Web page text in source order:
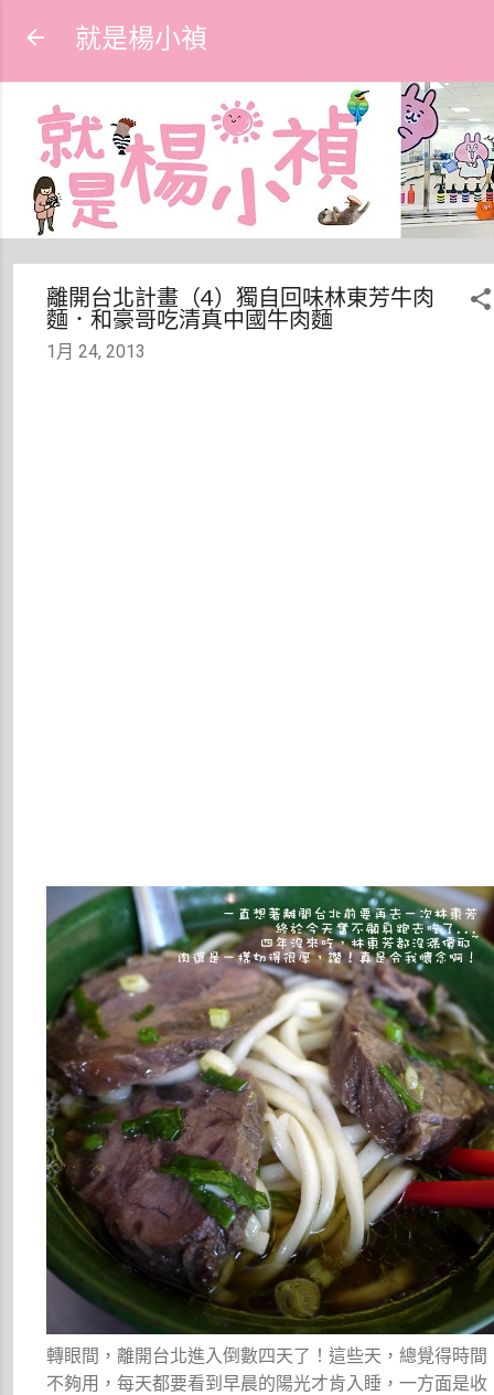
就是楊小禎
離開台北計畫（4）獨自回味林東芳牛肉
麵．和豪哥吃清真中國牛肉麵
1月 24, 2013
轉眼間，離開台北進入倒數四天了！這些天，總覺得時間
不夠用，每天都要看到早晨的陽光才肯入睡，一方面是收